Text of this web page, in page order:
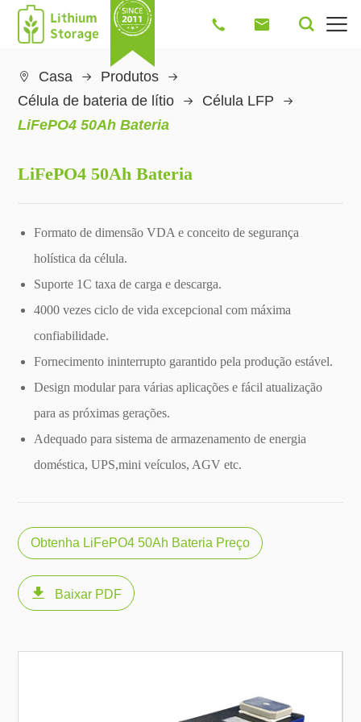
   
 Casa
Produtos
Célula de bateria de lítio
Célula LFP
LiFePO4 50Ah Bateria
LiFePO4 50Ah Bateria
Formato de dimensão VDA e conceito de segurança
holística da célula.
Suporte 1C taxa de carga e descarga.
4000 vezes ciclo de vida excepcional com máxima
confiabilidade.
Fornecimento ininterrupto garantido pela produção estável.
Design modular para várias aplicações e fácil atualização
para as próximas gerações.
Adequado para sistema de armazenamento de energia
doméstica, UPS,mini veículos, AGV etc.
Obtenha LiFePO4 50Ah Bateria Preço
 Baixar PDF